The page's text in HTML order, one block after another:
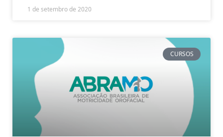
1 de setembro de 2020
CURSOS